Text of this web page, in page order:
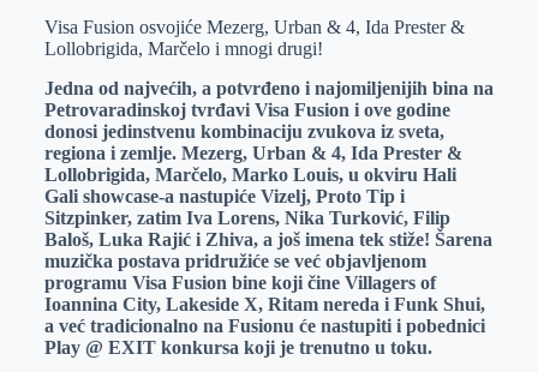
e
Is
p
p
a
l
Visa Fusion osvojiće Mezerg, Urban & 4, Ida Prester &
Lollobrigida, Marčelo i mnogi drugi!
Jedna od najvećih, a potvrđeno i najomiljenijih bina na
Petrovaradinskoj tvrđavi Visa Fusion i ove godine
donosi jedinstvenu kombinaciju zvukova iz sveta,
regiona i zemlje. Mezerg, Urban & 4, Ida Prester &
Lollobrigida, Marčelo, Marko Louis, u okviru Hali
Gali showcase-a nastupiće Vizelj, Proto Tip i
Sitzpinker, zatim Iva Lorens, Nika Turković, Filip
Baloš, Luka Rajić i Zhiva, a još imena tek stiže! Šarena
muzička postava pridružiće se već objavljenom
programu Visa Fusion bine koji čine Villagers of
Ioannina City, Lakeside X, Ritam nereda i Funk Shui,
a već tradicionalno na Fusionu će nastupiti i pobednici
Play @ EXIT konkursa koji je trenutno u toku.